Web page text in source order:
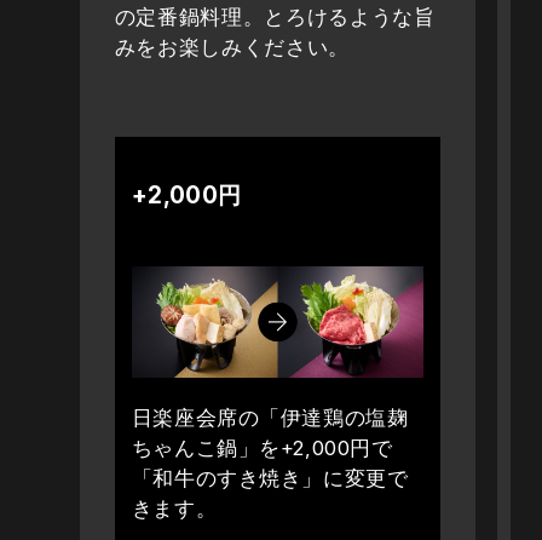
の定番鍋料理。とろけるような旨
みをお楽しみください。
+2,000円
日楽座会席の「伊達鶏の塩麹
ちゃんこ鍋」を+2,000円で
「和牛のすき焼き」に変更で
きます。